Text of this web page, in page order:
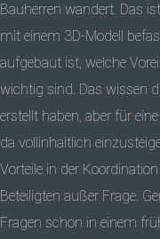
Bauherren wandert. Das
mit einem 3D-Modell
aufgebaut ist, welche
wichtig sind. Das wissen
erstellt haben, aber für
da vollinhaltlich
Vorteile in der
Beteiligten außer Frage.
Fragen schon in einem